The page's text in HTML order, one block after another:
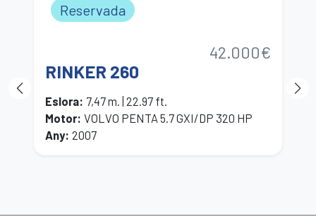
Reservada
42.000€
RINKER 260
Eslora: 7,47 m. | 22.97 ft.
Motor: VOLVO PENTA 5.7 GXI/DP 320 HP
Any: 2007